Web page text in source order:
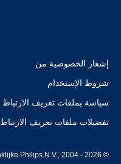
إشعار الخصوصية من
شروط الإستخدام
سياسة بملفات تعريف الارتباط
تفضيلات ملفات تعريف الارتباط
© Koninklijke Philips N.V., 2004 - 2026. كل الحقوق محفوظة.